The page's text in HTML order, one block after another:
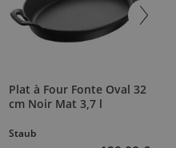
Plat à Four Fonte Oval 32
cm Noir Mat 3,7 l
Staub